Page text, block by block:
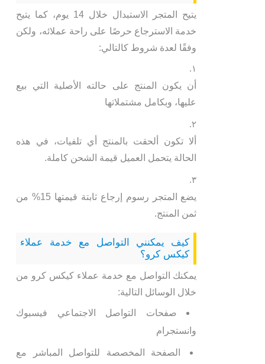
يتيح المتجر الاستبدال خلال 14 يوم، كما يتيح
خدمة الاسترجاع حرصًا على راحة عملائه، ولكن
وفقًا لعدة شروط كالتالي:
أن يكون المنتج على حالته الأصلية التي بيع
عليها، وبكامل مشتملاتها
ألا تكون ألحقت بالمنتج أي تلفيات، في هذه
الحالة يتحمل العميل قيمة الشحن كاملة.
يضع المتجر رسوم إرجاع ثابتة قيمتها 15% من
ثمن المنتج.
كيف يمكنني التواصل مع خدمة عملاء
كيكس كرو؟
يمكنك التواصل مع خدمة عملاء كيكس كرو من
خلال الوسائل التالية:
صفحات التواصل الاجتماعي فيسبوك
وانستجرام
الصفحة المخصصة للتواصل المباشر مع